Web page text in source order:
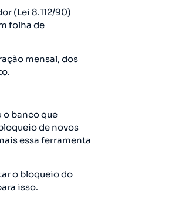
(Lei 8.112/90)
folha de
mensal, dos
o banco que
de novos
essa ferramenta
o bloqueio do
isso.